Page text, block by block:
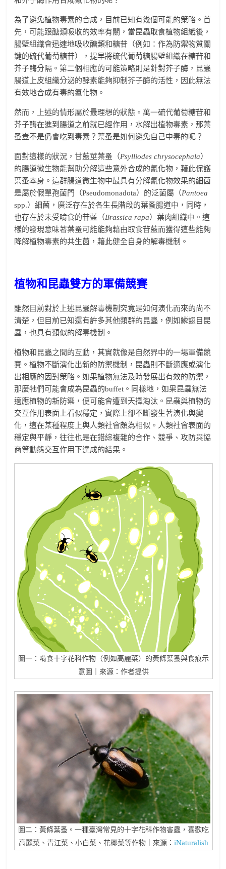
為了避免植物毒素的合成，目前已知有幾個可能的策略。首
先，可能跟醣類吸收的效率有關，當昆蟲取食植物組織後，
腸壁組織會迅速地吸收醣類和糖苷（例如：作為防禦物質關
鍵的硫代葡萄糖苷），提早將硫代葡萄糖腸壁組織在糖苷和
芥子酶分隔。第二個相應的可能策略則是針對芥子酶，昆蟲
腸道上皮組織分泌的酵素能夠抑制芥子酶的活性，因此無法
有效地合成有毒的氰化物。
然而，上述的情形屬於最理想的狀態。萬一硫代葡萄糖苷和
芥子酶在進到腸道之前就已經作用，水解出植物毒素，那葉
蚤豈不是仍會吃到毒素？葉蚤是如何避免自己中毒的呢？
面對這樣的狀況，甘藍莖葉蚤（Psylliodes chrysocephala）
的腸道微生物能幫助分解這些意外合成的氰化物，藉此保護
葉蚤本身。這群腸道微生物中最具有分解氰化物效果的細菌
是屬於假單孢菌門（Pseudomonadota）的泛菌屬（Pantoea
spp.）細菌，廣泛存在於各生長階段的葉蚤腸道中，同時，
也存在於未受啃食的苷藍（Brassica rapa）葉肉組織中。這
樣的發現意味著葉蚤可能能夠藉由取食苷藍而獲得這些能夠
降解植物毒素的共生菌，藉此健全自身的解毒機制。
植物和昆蟲雙方的軍備競賽
雖然目前對於上述昆蟲解毒機制究竟是如何演化而來的尚不
清楚，但目前已知還有許多其他類群的昆蟲，例如鱗翅目昆
蟲，也具有類似的解毒機制。
植物和昆蟲之間的互動，其實就像是自然界中的一場軍備競
賽。植物不斷演化出新的防禦機制，昆蟲則不斷適應或演化
出相應的因對策略。如果植物無法及時發展出有效的防禦，
那麼牠們可能會成為昆蟲的buffet。同樣地，如果昆蟲無法
適應植物的新防禦，便可能會遭到天擇淘汰。昆蟲與植物的
交互作用表面上看似穩定，實際上卻不斷發生著演化與變
化，這在某種程度上與人類社會頗為相似。人類社會表面的
穩定與平靜，往往也是在錯綜複雜的合作、競爭、攻防與協
商等動態交互作用下達成的結果。
圖一：啃食十字花科作物（例如高麗菜）的黃條葉蚤與食痕示
意圖｜來源：作者提供
圖二：黃條葉蚤。一種臺灣常見的十字花科作物害蟲，喜歡吃
高麗菜、青江菜、小白菜、花椰菜等作物｜來源： iNaturalish